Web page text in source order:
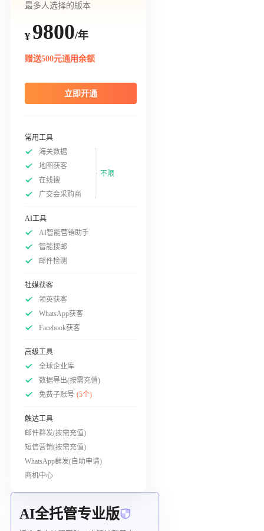
最多人选择的版本
¥ 9800/年
赠送500元通用余额
立即开通
常用工具
海关数据
地图获客
在线搜
广交会采购商
不限
AI工具
AI智能营销助手
智能搜邮
邮件检测
社媒获客
领英获客
WhatsApp获客
Facebook获客
高级工具
全球企业库
数据导出(按需充值)
免费子账号 (5个)
触达工具
邮件群发(按需充值)
短信营销(按需充值)
WhatsApp群发(自助申请)
商机中心
AI全托管专业版